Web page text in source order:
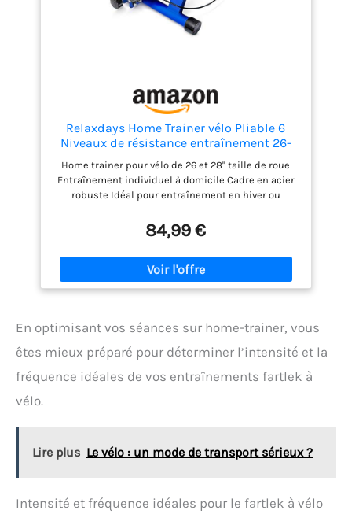
Click, KICKR BRIDGE : Diffuse les données des
moniteurs de fréquence cardiaque et autres
contrôleurs, MODE COURSE : Diffuse les données de
indiquent l'état de la connexion, du firmware et des
fonctionnalités, Puissance maximale : 1800W,
Précision : ±2%, Calibration automatique : Pas
besoin d'étalonnages programmés
Relaxdays Home Trainer vélo Pliable 6
Niveaux de résistance entraînement 26-
28 Pouces 120 kg Max, Bleu
Home trainer pour vélo de 26 et 28'' taille de roue
Entraînement individuel à domicile Cadre en acier
robuste Idéal pour entraînement en hiver ou
84,99 €
En optimisant vos séances sur home-trainer, vous
êtes mieux préparé pour déterminer l’intensité et la
fréquence idéales de vos entraînements fartlek à
vélo.
Lire plus Le vélo : un mode de transport sérieux ?
Intensité et fréquence idéales pour le fartlek à vélo